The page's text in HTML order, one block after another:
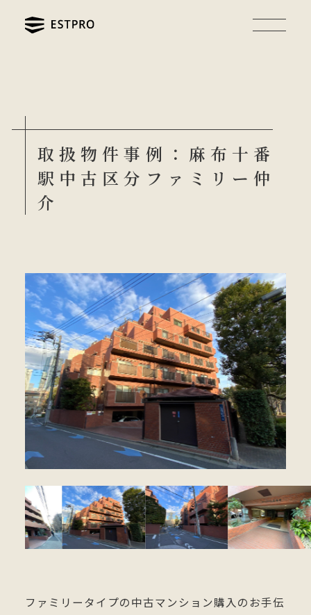
取扱物件事例：麻布十番
駅中古区分ファミリー仲
介
ファミリータイプの中古マンション購入 のお手伝